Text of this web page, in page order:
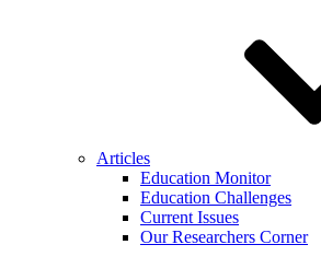
Articles
Education Monitor
Education Challenges
Current Issues
Our Researchers Corner